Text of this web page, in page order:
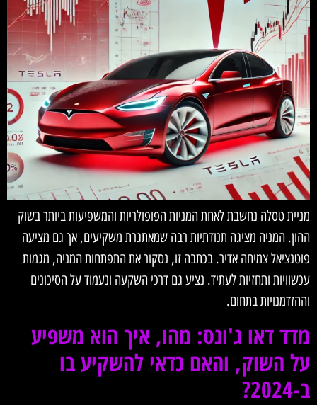
מניית טסלה נחשבת לאחת המניות הפופולריות והמשפיעות ביותר בשוק
ההון. המניה מציגה תנודתיות רבה שמאתגרת משקיעים, אך גם מציעה
פוטנציאל צמיחה אדיר. בכתבה זו, נסקור את התפתחות המניה, מגמות
עכשוויות ותחזיות לעתיד. נציע גם דרכי השקעה ונעמוד על הסיכונים
וההזדמנויות בתחום.
מדד דאו ג'ונס: מהו, איך הוא משפיע
על השוק, והאם כדאי להשקיע בו
ב-2024?